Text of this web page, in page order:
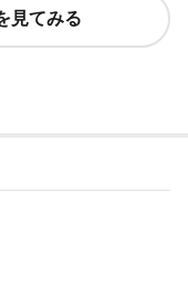
見てみる